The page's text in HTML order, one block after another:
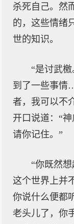
杀死自己。然
的，这些情绪
世的知识。
“是讨武
到了一些事情
者，我可以不
开口说道：“
请你记住。”
“你既然
这个世界上并
你说什么便都
老头儿了，你